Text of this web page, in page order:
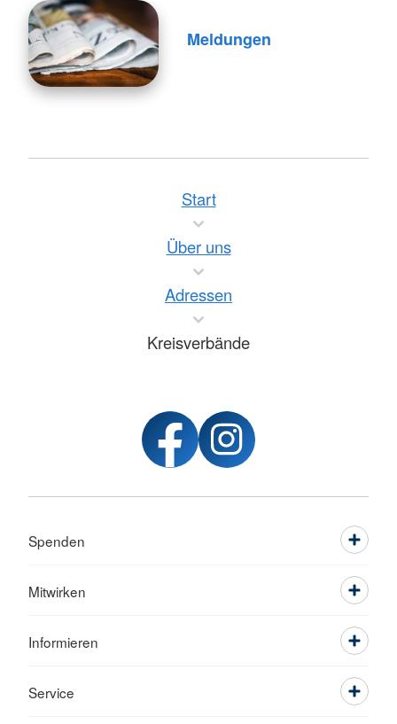
Meldungen
Start
Über uns
Adressen
Kreisverbände
Spenden
Mitwirken
Informieren
Service